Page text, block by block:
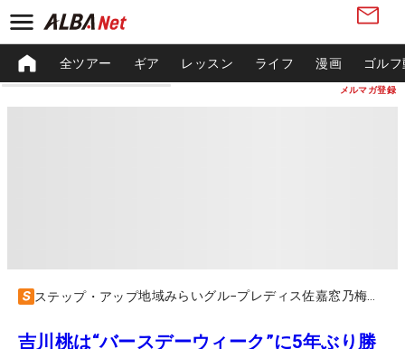
メルマガ登録
全ツアー ギア レッスン ライフ 漫画 ゴル
ステップ・アップ
吉川桃は“バースデーウィーク”に5年ぶり勝